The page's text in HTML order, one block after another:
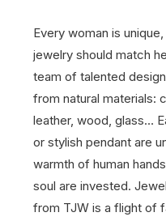
Every woman is
jewelry should match
team of talented
from natural materials:
leather, wood, glass…
or stylish pendant are
warmth of human
soul are invested.
from TJW is a flight of